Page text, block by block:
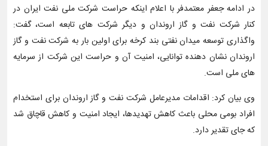
در ادامه جعفر معتمدفر با اعلام اینکه حراست شرکت ملی نفت ایران در
کنار شرکت نفت و گاز اروندان و دیگر شرکت های تابعه است، گفت:
واگذاری توسعه میدان نفتی بند کرخه برای اولین بار به شرکت نفت و گاز
اروندان نشان دهنده توانایی، امنیت آن و حراست این شرکت از سرمایه
های ملی است.
وی بیان کرد: اقدامات مدیرعامل شرکت نفت و گاز اروندان برای استخدام
افراد بومی محلی باعث کاهش تهدیدها، ایجاد امنیت و کاهش قاچاق شد
که جای تقدیر دارد.